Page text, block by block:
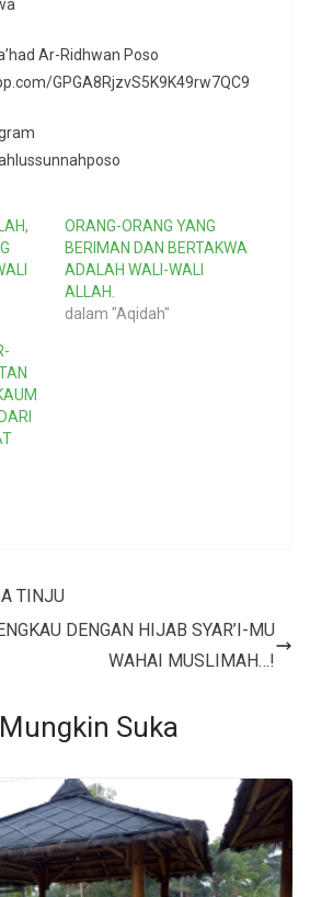
Ar-Ridhwan Poso
GPGA8RjzvS5K9K49rw7QC9
ORANG-ORANG YANG
BERIMAN DAN BERTAKWA
ADALAH WALI-WALI
ALLAH.
dalam "Aqidah"
TINJU
DENGAN HIJAB SYAR’I-MU
WAHAI MUSLIMAH…!
Suka